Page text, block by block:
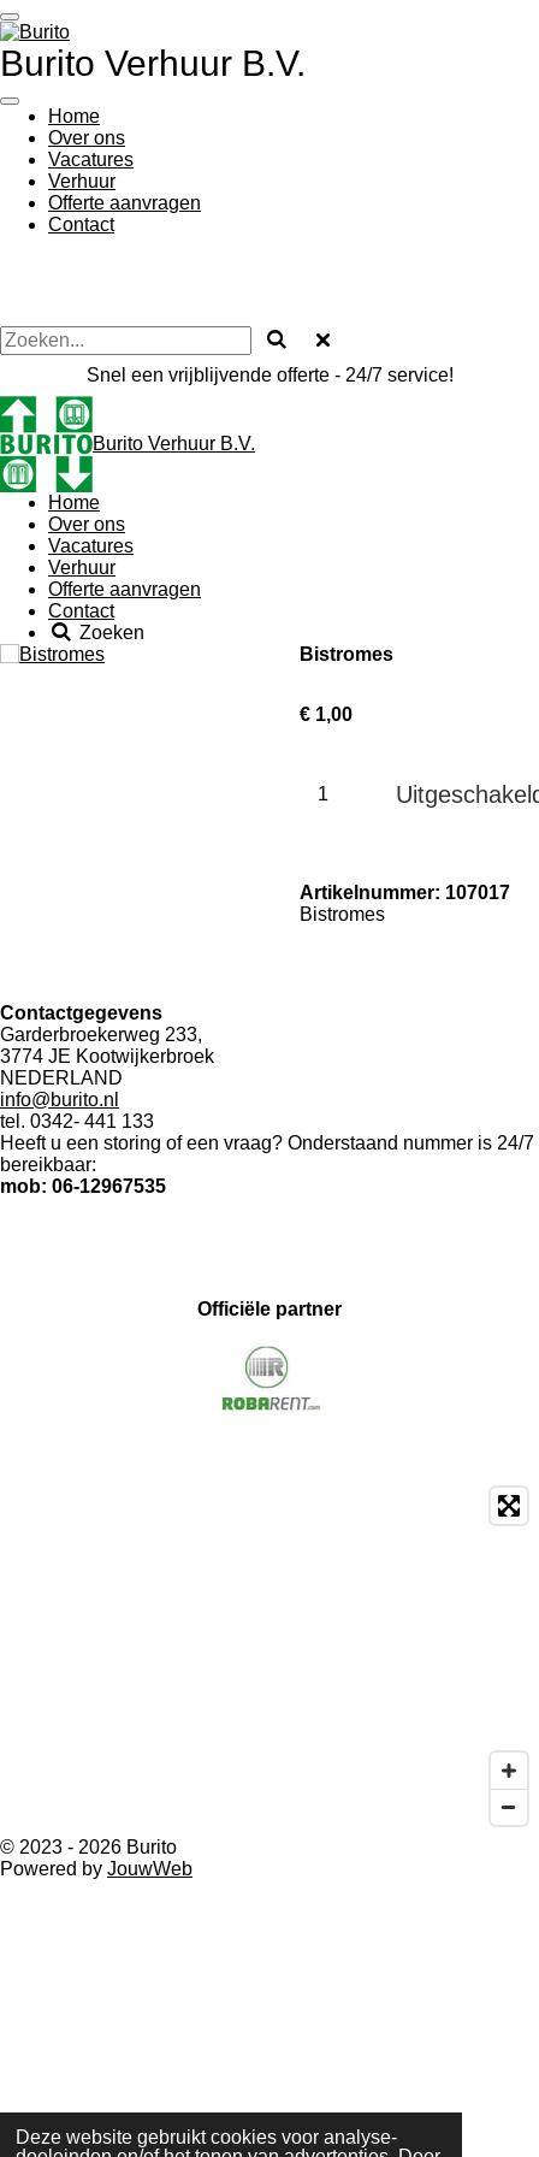
Deze website gebruikt cookies voor analyse-
Ga
direct
naar
hoofdinhoud
Burito Verhuur B.V.
Home
Over ons
Vacatures
Verhuur
Offerte aanvragen
Contact
Snel een vrijblijvende offerte - 24/7 service!
Burito Verhuur B.V.
Home
Over ons
Vacatures
Verhuur
Offerte aanvragen
Contact
Zoeken
Bistromes
€ 1,00
Artikelnummer: 107017
Bistromes
Contactgegevens
Garderbroekerweg 233,
3774 JE Kootwijkerbroek
NEDERLAND
info@burito.nl
tel. 0342- 441 133
Heeft u een storing of een vraag? Onderstaand nummer is 24/7
bereikbaar:
mob: 06-12967535
Officiële partner
© 2023 - 2026 Burito
Powered by JouwWeb